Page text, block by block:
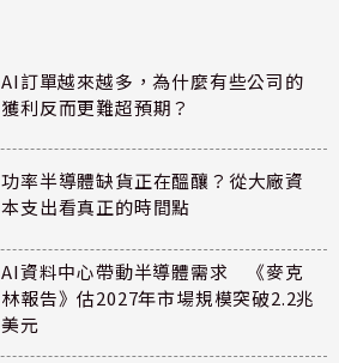
AI訂單越來越多，為什麼有些公司的
獲利反而更難超預期？
功率半導體缺貨正在醞釀？從大廠資
本支出看真正的時間點
AI資料中心帶動半導體需求 《麥克
林報告》估2027年市場規模突破2.2兆
美元